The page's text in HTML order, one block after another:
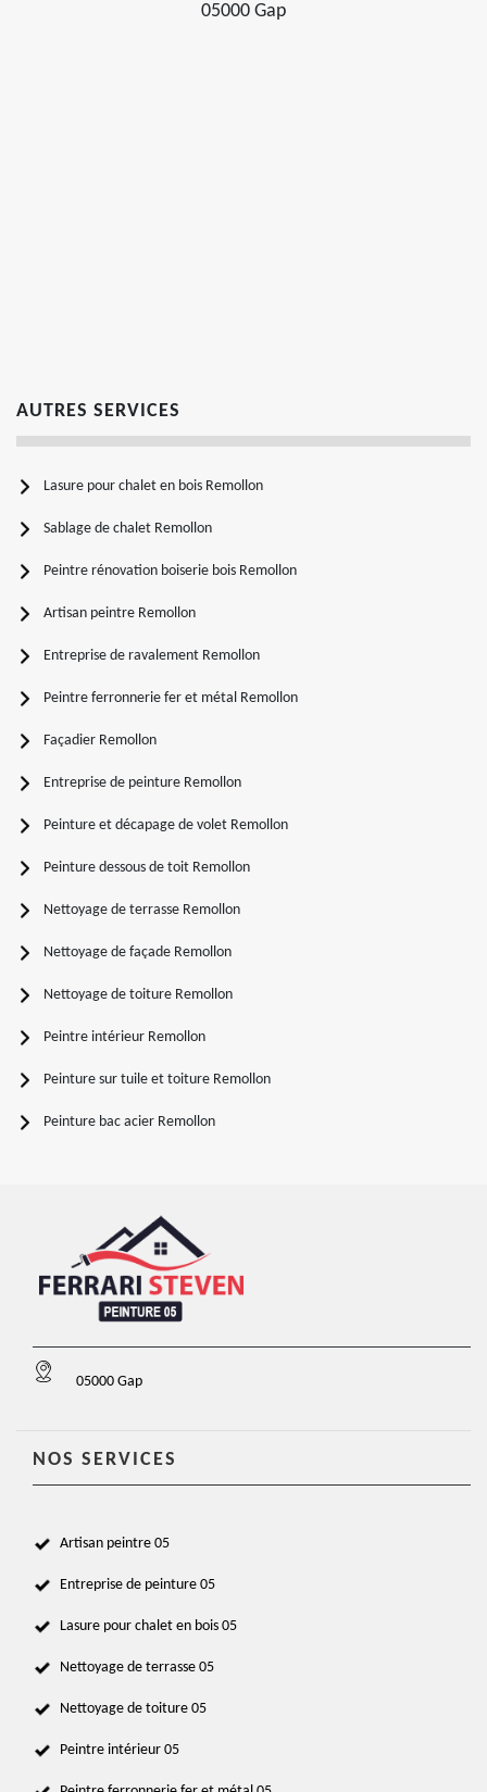
05000 Gap
AUTRES SERVICES
Lasure pour chalet en bois Remollon
Sablage de chalet Remollon
Peintre rénovation boiserie bois Remollon
Artisan peintre Remollon
Entreprise de ravalement Remollon
Peintre ferronnerie fer et métal Remollon
Façadier Remollon
Entreprise de peinture Remollon
Peinture et décapage de volet Remollon
Peinture dessous de toit Remollon
Nettoyage de terrasse Remollon
Nettoyage de façade Remollon
Nettoyage de toiture Remollon
Peintre intérieur Remollon
Peinture sur tuile et toiture Remollon
Peinture bac acier Remollon
05000 Gap
NOS SERVICES
Artisan peintre 05
Entreprise de peinture 05
Lasure pour chalet en bois 05
Nettoyage de terrasse 05
Nettoyage de toiture 05
Peintre intérieur 05